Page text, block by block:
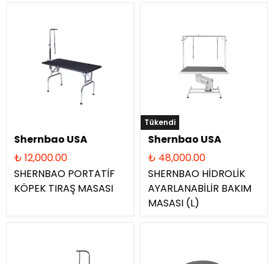
Shernbao USA
₺ 12,000.00
SHERNBAO PORTATİF
KÖPEK TIRAŞ MASASI
Tükendi
Shernbao USA
₺ 48,000.00
SHERNBAO HİDROLİK
AYARLANABİLİR BAKIM
MASASI (L)